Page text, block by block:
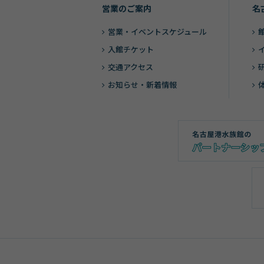
営業のご案内
営業・ イベントスケジュール
入館チケット
交通アクセス
お知らせ・新着情報
名